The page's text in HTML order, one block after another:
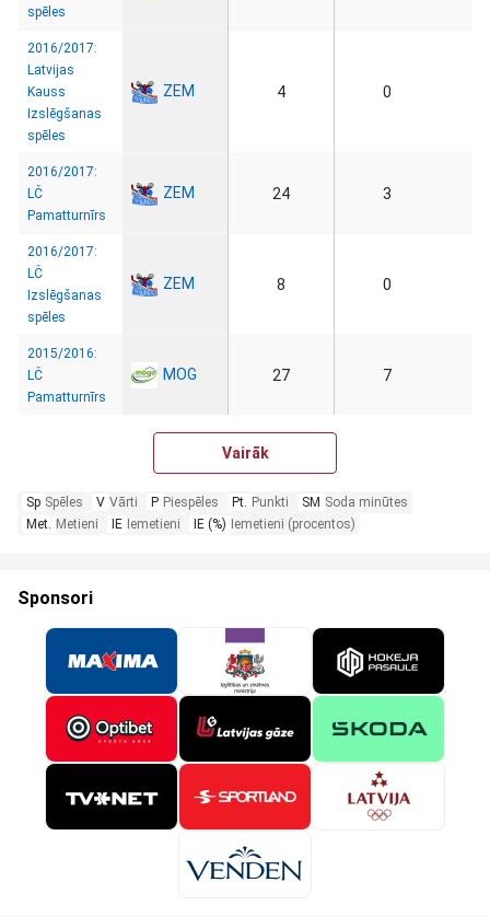
spēles
2016/2017:
Latvijas
Kauss
Izslēgšanas
spēles
ZEM 4 0
2016/2017:
LČ
Pamatturnīrs
ZEM 24 3
2016/2017:
LČ
Izslēgšanas
spēles
ZEM 8 0
2015/2016:
LČ
Pamatturnīrs
MOG 27 7
Vairāk
Sp Spēles V Vārti P Piespēles Pt. Punkti SM Soda minūtes
Met. Metieni IE Iemetieni IE (%) Iemetieni (procentos)
Sponsori